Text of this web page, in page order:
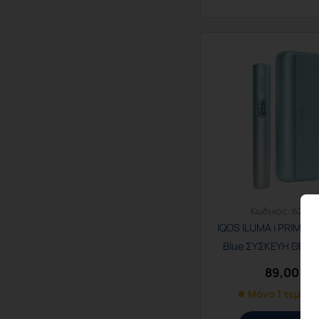
Κωδικός: 622034
IQOS ILUMA i PRIME
Blue ΣΥΣΚΕΥΗ
89,00
Μόνο 1 τεμ.